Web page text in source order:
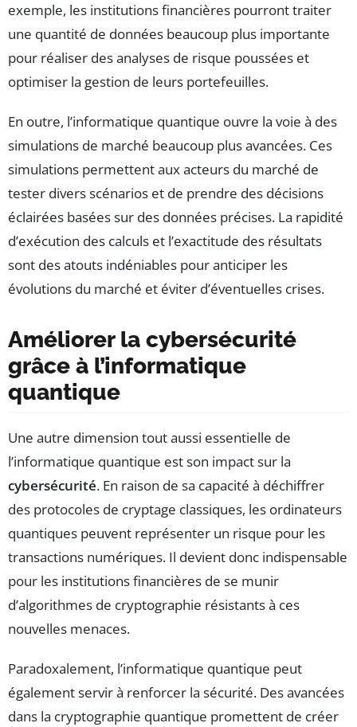
exemple, les institutions financières pourront traiter
une quantité de données beaucoup plus importante
pour réaliser des analyses de risque poussées et
optimiser la gestion de leurs portefeuilles.
En outre, l’informatique quantique ouvre la voie à des
simulations de marché beaucoup plus avancées. Ces
simulations permettent aux acteurs du marché de
tester divers scénarios et de prendre des décisions
éclairées basées sur des données précises. La rapidité
d’exécution des calculs et l’exactitude des résultats
sont des atouts indéniables pour anticiper les
évolutions du marché et éviter d’éventuelles crises.
Améliorer la cybersécurité
grâce à l’informatique
quantique
Une autre dimension tout aussi essentielle de
l’informatique quantique est son impact sur la
cybersécurité. En raison de sa capacité à déchiffrer
des protocoles de cryptage classiques, les ordinateurs
quantiques peuvent représenter un risque pour les
transactions numériques. Il devient donc indispensable
pour les institutions financières de se munir
d’algorithmes de cryptographie résistants à ces
nouvelles menaces.
Paradoxalement, l’informatique quantique peut
également servir à renforcer la sécurité. Des avancées
dans la cryptographie quantique promettent de créer